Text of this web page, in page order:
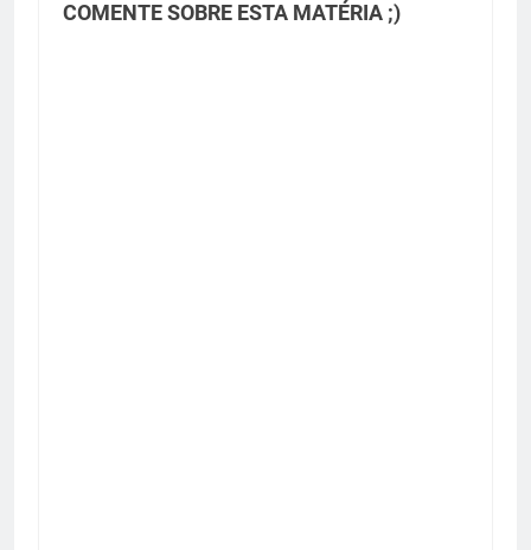
COMENTE SOBRE ESTA MATÉRIA ;)